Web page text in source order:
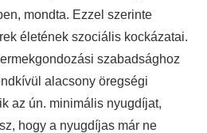
mondta. Ezzel szerinte
életének szociális kockázatai.
szabadsághoz
alacsony öregségi
az ún. minimális nyugdíjat,
hogy a nyugdíjas már ne